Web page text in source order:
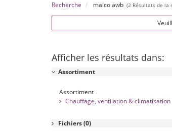
Recherche maico awb (2 Résultats de la
Afficher les résultats dans:
Assortiment
Assortiment
Chauffage, ventilation & climatisation
Fichiers(0)